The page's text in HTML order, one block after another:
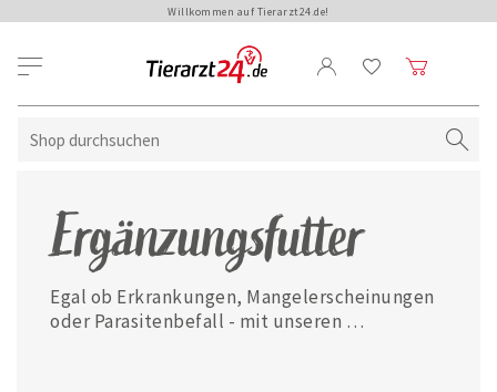
Willkommen auf Tierarzt24.de!
Ergänzungsfutter
Egal ob Erkrankungen, Mangelerscheinungen
oder Parasitenbefall - mit unseren